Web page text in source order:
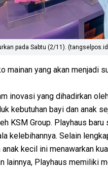
pada Sabtu (2/11).
mainan yang akan menjadi
inovasi yang dihadirkan
kebutuhan bayi dan anak
KSM Group. Playhaus
kelebihannya. Selain
kecil ini menawarkan
lainnya, Playhaus memiliki